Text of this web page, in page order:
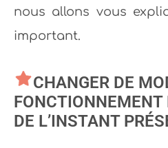
nous allons vous
important.
CHANGER DE
FONCTIONNEMENT
DE L’INSTANT